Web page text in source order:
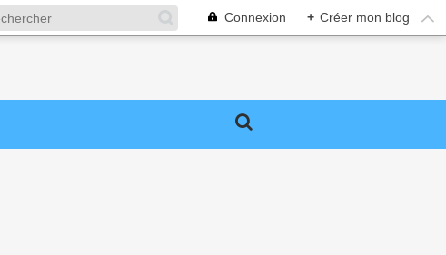
Connexion + Créer mon blog